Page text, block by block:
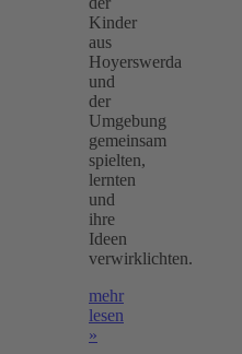
Kinder
aus
Hoyerswerda
und
der
Umgebung
gemeinsam
spielten,
lernten
und
ihre
Ideen
verwirklichten.
mehr
lesen
»